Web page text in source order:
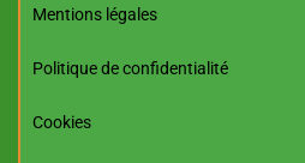
Mentions légales
Politique de confidentialité
Cookies